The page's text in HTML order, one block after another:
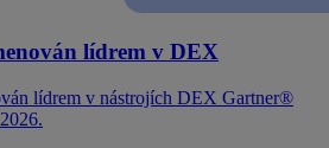
lídrem v DEX
lídrem v nástrojích DEX Gartner®